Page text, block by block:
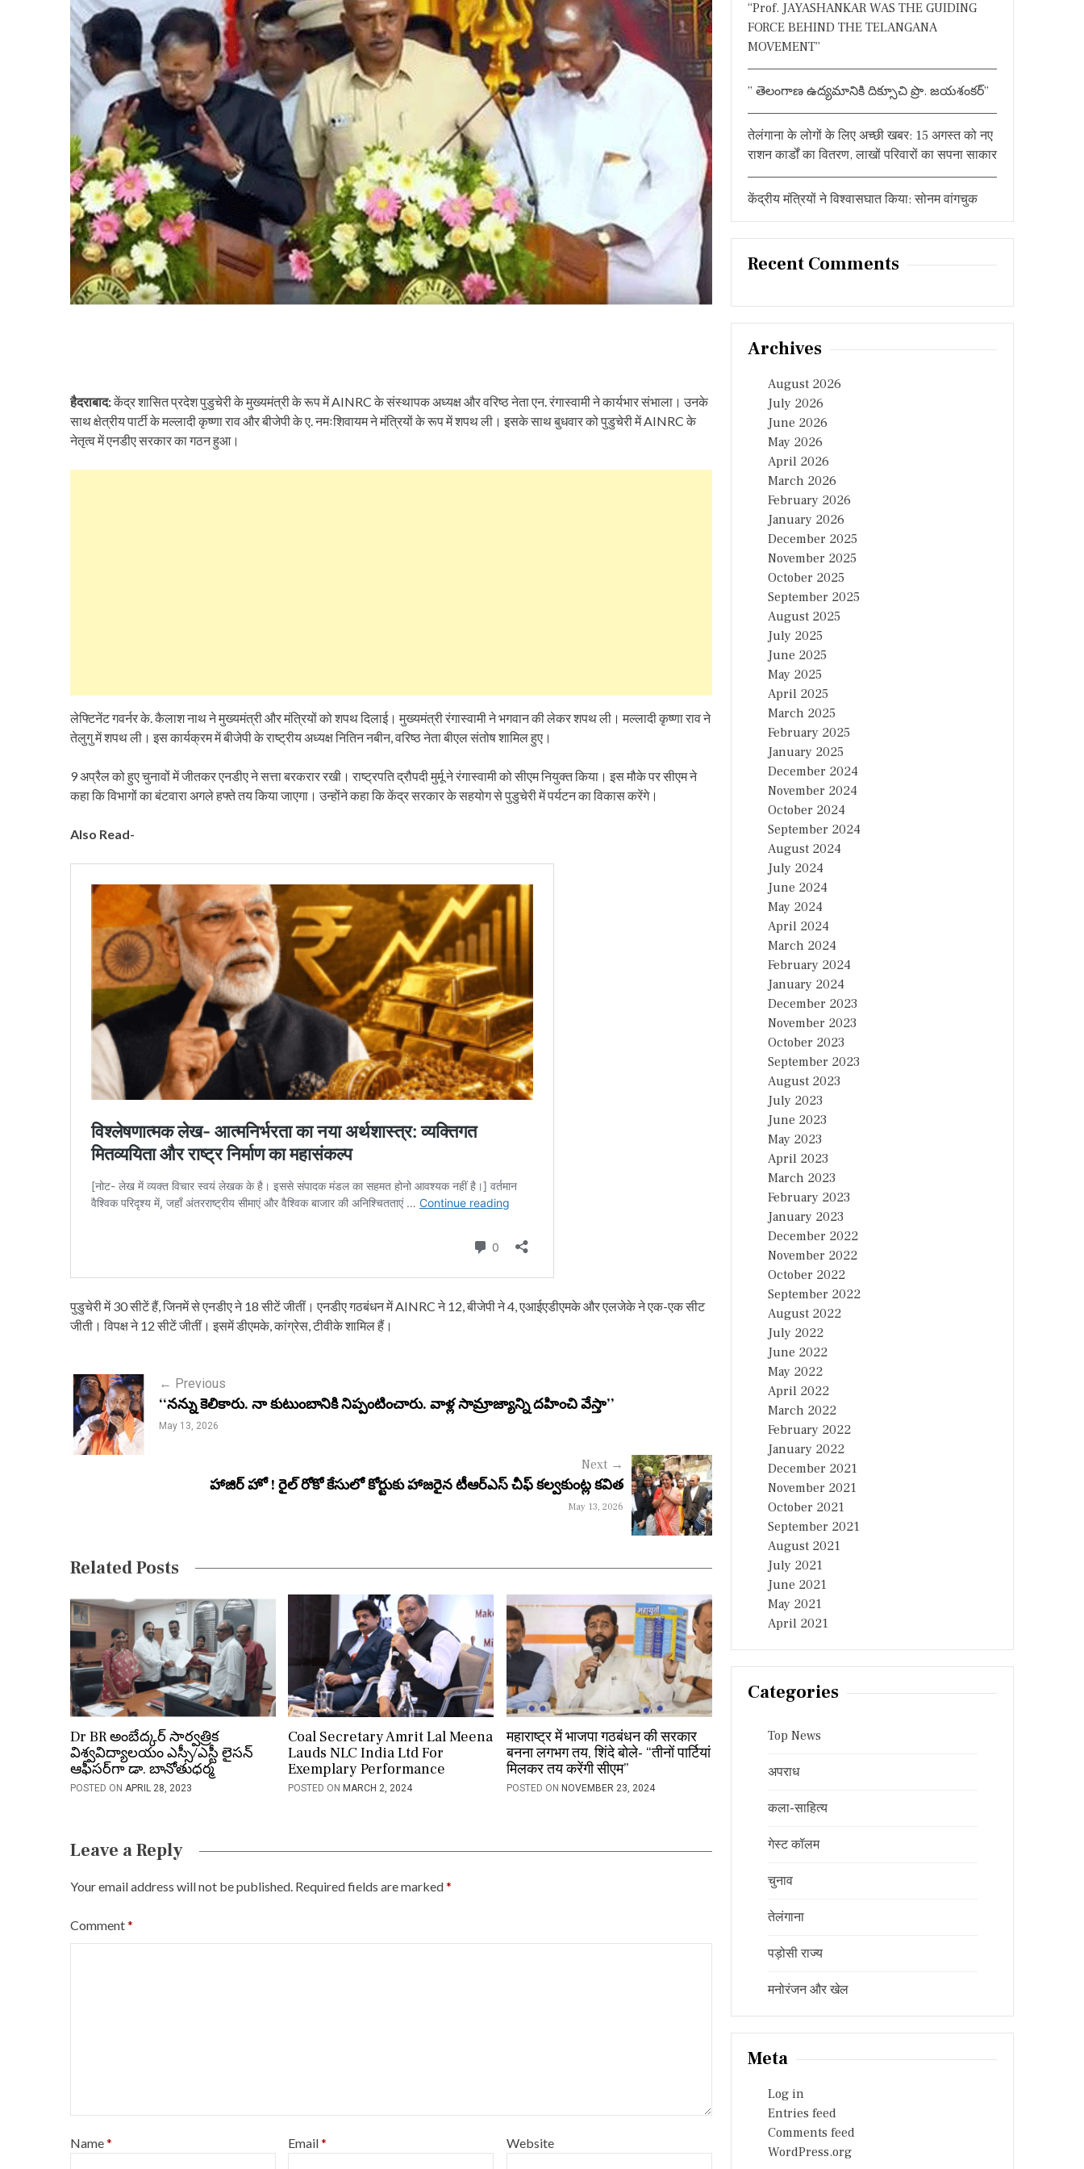
हैदराबाद:केंद्र शासित प्रदेश पुडुचेरी के मुख्यमंत्री के रूप में AINRC के संस्थापक अध्यक्ष और वरिष्ठ नेता एन. रंगास्वामी ने कार्यभार संभाला। उनके
साथ क्षेत्रीय पार्टी के मल्लादी कृष्णा राव और बीजेपी के ए. नमःशिवायम ने मंत्रियों के रूप में शपथ ली। इसके साथ बुधवार को पुडुचेरी में AINRC के
नेतृत्व में एनडीए सरकार का गठन हुआ।
लेफ्टिनेंट गवर्नर के. कैलाश नाथ ने मुख्यमंत्री और मंत्रियों को शपथ दिलाई। मुख्यमंत्री रंगास्वामी ने भगवान की लेकर शपथ ली। मल्लादी कृष्णा राव ने
तेलुगु में शपथ ली। इस कार्यक्रम में बीजेपी के राष्ट्रीय अध्यक्ष नितिन नबीन, वरिष्ठ नेता बीएल संतोष शामिल हुए।
9 अप्रैल को हुए चुनावों में जीतकर एनडीए ने सत्ता बरकरार रखी। राष्ट्रपति द्रौपदी मुर्मू ने रंगास्वामी को सीएम नियुक्त किया। इस मौके पर सीएम ने
कहा कि विभागों का बंटवारा अगले हफ्ते तय किया जाएगा। उन्होंने कहा कि केंद्र सरकार के सहयोग से पुडुचेरी में पर्यटन का विकास करेंगे।
Also Read-
पुडुचेरी में 30 सीटें हैं, जिनमें से एनडीए ने 18 सीटें जीतीं। एनडीए गठबंधन में AINRC ने 12, बीजेपी ने 4, एआईएडीएमके और एलजेके ने एक-एक सीट
जीती। विपक्ष ने 12 सीटें जीतीं। इसमें डीएमके, कांग्रेस, टीवीके शामिल हैं।
P
o
s
v
g
a
t
i
o
n
← Previous
‘‘నన్ను కెలికారు. నా కుటుంబానికి నిప్పంటించారు. వాళ్ల సామ్రాజ్యాన్ని దహించి వేస్తా’’
May 13, 2026
Next →
హాజిర్ హో ! రైల్ రోకో కేసులో కోర్టుకు హాజరైన టీఆర్ఎస్ చీఫ్ కల్వకుంట్ల కవిత
May 13, 2026
Related Posts
Dr BR అంబేద్కర్ సార్వత్రిక
విశ్వవిద్యాలయం ఎస్సీ/ఎస్టీ లైసన్
ఆఫీసర్‌గా డా. బానోతుధర్మ
POSTED ON APRIL 28, 2023
Coal Secretary Amrit Lal Meena
Lauds NLC India Ltd For
Exemplary Performance
POSTED ON MARCH 2, 2024
महाराष्ट्र में भाजपा गठबंधन की सरकार
बनना लगभग तय, शिंदे बोले- “तीनों पार्टियां
मिलकर तय करेंगी सीएम”
POSTED ON NOVEMBER 23, 2024
Leave a Reply
Your email address will not be published. Required fields are marked*
Comment*
Name* Email* Website
“Prof. JAYASHANKAR WAS THE GUIDING
FORCE BEHIND THE TELANGANA
MOVEMENT”
” తెలంగాణ ఉద్యమానికి దిక్సూచి ప్రొ. జయశంకర్”
तेलंगाना के लोगों के लिए अच्छी खबर: 15 अगस्त को नए
राशन कार्डों का वितरण, लाखों परिवारों का सपना साकार
केंद्रीय मंत्रियों ने विश्वासघात किया: सोनम वांगचुक
Recent Comments
Archives
August 2026
July 2026
June 2026
May 2026
April 2026
March 2026
February 2026
January 2026
December 2025
November 2025
October 2025
September 2025
August 2025
July 2025
June 2025
May 2025
April 2025
March 2025
February 2025
January 2025
December 2024
November 2024
October 2024
September 2024
August 2024
July 2024
June 2024
May 2024
April 2024
March 2024
February 2024
January 2024
December 2023
November 2023
October 2023
September 2023
August 2023
July 2023
June 2023
May 2023
April 2023
March 2023
February 2023
January 2023
December 2022
November 2022
October 2022
September 2022
August 2022
July 2022
June 2022
May 2022
April 2022
March 2022
February 2022
January 2022
December 2021
November 2021
October 2021
September 2021
August 2021
July 2021
June 2021
May 2021
April 2021
Categories
Top News
अपराध
कला-साहित्य
गेस्ट कॉलम
चुनाव
तेलंगाना
पड़ोसी राज्य
मनोरंजन और खेल
Meta
Log in
Entries feed
Comments feed
WordPress.org